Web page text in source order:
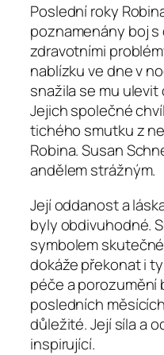
Poslední roky
poznamenány boj
zdravotními
nablízku ve dne v
snažila se mu
Jejich společné
tichého smutku z
Robina. Susan
andělem strážným.
Její oddanost a
byly obdivuhodné.
symbolem
dokáže překonat i
péče a porozumění
posledních
důležité. Její síla a
inspirující.